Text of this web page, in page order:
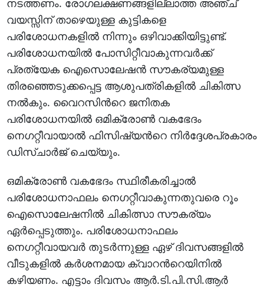
നടത്തണം. രോഗലക്ഷണങ്ങളില്ലാത്ത അഞ്ച്
വയസ്സിന് താഴെയുള്ള കുട്ടികളെ
പരിശോധനകളില്‍ നിന്നും ഒഴിവാക്കിയിട്ടുണ്ട്.
പരിശോധനയില്‍ പോസിറ്റീവാകുന്നവര്‍ക്ക്
പ്രത്യേക ഐസൊലേഷന്‍ സൗകര്യമുള്ള
തിരഞ്ഞെടുക്കപ്പെട്ട ആശുപത്രികളില്‍ ചികിത്സ
നല്‍കും. വൈറസിന്‍റെ ജനിതക
പരിശോധനയില്‍ ഒമിക്രോണ്‍ വകഭേദം
നെഗറ്റീവായാല്‍ ഫിസിഷ്യന്‍റെ നിര്‍ദ്ദേശപ്രകാരം
ഡിസ്ചാര്‍ജ് ചെയ്യും.
ഒമിക്രോണ്‍ വകഭേദം സ്ഥിരീകരിച്ചാല്‍
പരിശോധനാഫലം നെഗറ്റീവാകുന്നതുവരെ റൂം
ഐസൊലേഷനില്‍ ചികിത്സാ സൗകര്യം
ഏര്‍പ്പെടുത്തും. പരിശോധനാഫലം
നെഗറ്റീവായവര്‍ തുടര്‍ന്നുള്ള ഏഴ് ദിവസങ്ങളില്‍
വീടുകളില്‍ കര്‍ശനമായ ക്വാറന്‍റെയിനില്‍
കഴിയണം. എട്ടാം ദിവസം ആര്‍.ടി.പി.സി.ആര്‍